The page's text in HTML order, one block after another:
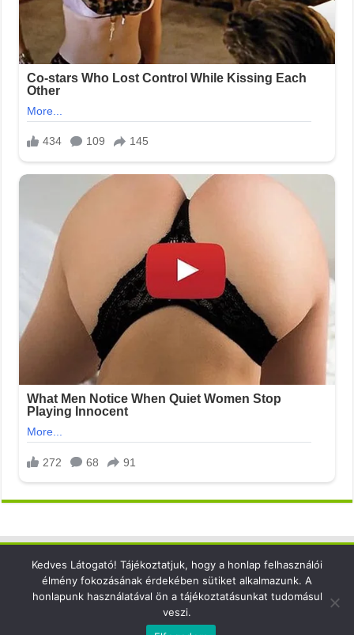
Elérhetőség
Kedves Látogató! Tájékoztatjuk, hogy a honlap felhasználói
élmény fokozásának érdekében sütiket alkalmazunk. A
honlapunk használatával ön a tájékoztatásunkat tudomásul
veszi.